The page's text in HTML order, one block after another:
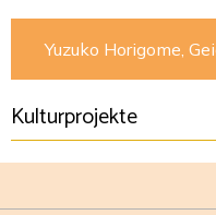
Yuzuko Horigome,
Kulturprojekte